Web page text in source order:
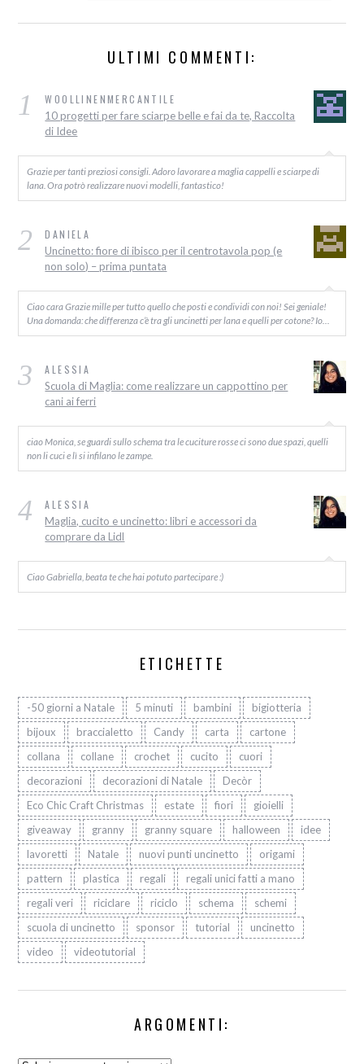
ULTIMI COMMENTI:
1 WOOLLINENMERCANTILE
10 progetti per fare sciarpe belle e fai da te, Raccolta
di Idee
Grazie per tanti preziosi consigli. Adoro lavorare a maglia cappelli e sciarpe di
lana. Ora potrò realizzare nuovi modelli, fantastico!
2 DANIELA
Uncinetto: fiore di ibisco per il centrotavola pop (e
non solo) – prima puntata
Ciao cara Grazie mille per tutto quello che posti e condividi con noi! Sei geniale!
Una domanda: che differenza c’è tra gli uncinetti per lana e quelli per cotone? Io…
3 ALESSIA
Scuola di Maglia: come realizzare un cappottino per
cani ai ferri
ciao Monica, se guardi sullo schema tra le cuciture rosse ci sono due spazi, quelli
non li cuci e lì si infilano le zampe.
4 ALESSIA
Maglia, cucito e uncinetto: libri e accessori da
comprare da Lidl
Ciao Gabriella, beata te che hai potuto partecipare :)
ETICHETTE
-50 giorni a Natale 5 minuti bambini
bigiotteria
bijoux
braccialetto Candy carta
cartone
collana
collane crochet cucito
cuori
decorazioni
decorazioni di Natale
Decòr
Eco Chic Craft Christmas
estate fiori
gioielli
giveaway
granny granny square halloween
idee
lavoretti
Natale nuovi punti uncinetto
origami
pattern
plastica regali
regali unici fatti a mano
regali veri
riciclare riciclo schema
schemi
scuola di uncinetto
sponsor tutorial
uncinetto
video
videotutorial
ARGOMENTI: